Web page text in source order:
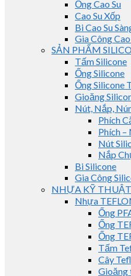
Ống Cao Su
Cao Su Xốp
Bi Cao Su
Gia Công Cao
SẢN PHẨM
Tấm Silicone
Ống Silicone
Ống Silicone
Gioăng
Nút, Nắp,
Phích
Phích –
Nút
Nắp
Bi Silicone
Gia Công
NHỰA KỸ THUẬT
Nhựa
Ống
Ống
Ống
Tấm
Cây
Gioăng